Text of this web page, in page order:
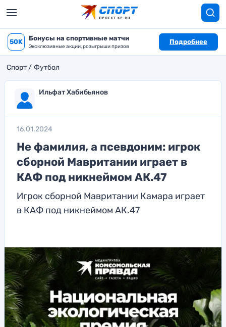
50K Бонусы на спортивные матчи
Эксклюзивные акции, розыгрыши призов
Подробнее
Спорт Футбол
Ильфат Хабибьянов
16.01.2024
Не фамилия, а псевдоним: игрок
сборной Мавритании играет в
КАФ под никнеймом АК.47
Игрок сборной Мавритании Камара играет
в КАФ под никнеймом АК.47